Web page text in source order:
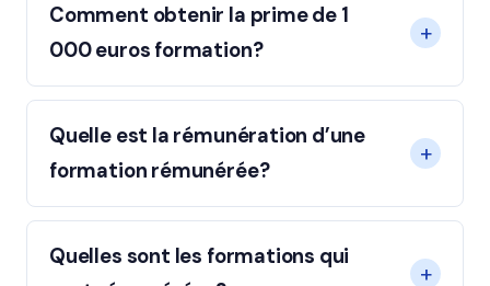
Comment obtenir la prime de 1
000 euros formation?
Quelle est la rémunération d’une
formation rémunérée?
Quelles sont les formations qui